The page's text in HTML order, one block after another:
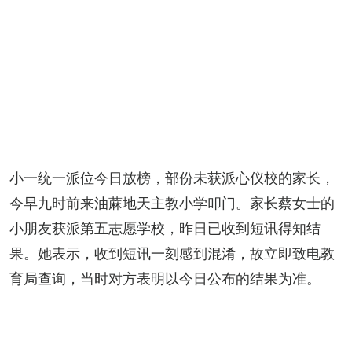
小一统一派位今日放榜，部份未获派心仪校的家长，
今早九时前来油蔴地天主教小学叩门。家长蔡女士的
小朋友获派第五志愿学校，昨日已收到短讯得知结
果。她表示，收到短讯一刻感到混淆，故立即致电教
育局查询，当时对方表明以今日公布的结果为准。